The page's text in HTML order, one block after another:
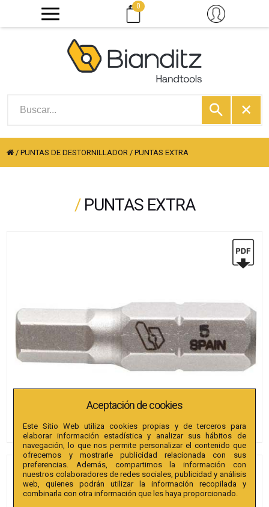
0
/PUNTAS DE DESTORNILLADOR /PUNTAS EXTRA
/ PUNTAS EXTRA
PUNTAS BIANDITZ
HEXAGONAL 3 X 25MM 1/4"
Aceptación de cookies
Este Sitio Web utiliza cookies propias y de terceros para
elaborar información estadística y analizar sus hábitos de
navegación, lo que nos permite personalizar el contenido que
ofrecemos y mostrarle publicidad relacionada con sus
preferencias. Además, compartimos la información con
nuestros colaboradores de redes sociales, publicidad y análisis
web, quienes podrán utilizar la información recopilada y
combinarla con otra información que les haya proporcionado.